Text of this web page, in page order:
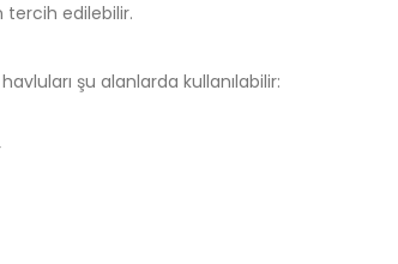
tercih edilebilir.
şu alanlarda kullanılabilir: